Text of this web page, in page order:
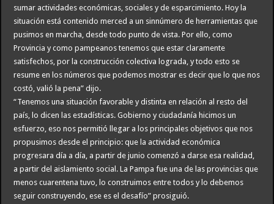
sumar actividades económicas, sociales y de esparcimiento. Hoy la
situación está contenido merced a un sinnúmero de herramientas que
pusimos en marcha, desde todo punto de vista. Por ello, como
Provincia y como pampeanos tenemos que estar claramente
satisfechos, por la construcción colectiva lograda, y todo esto se
resume en los números que podemos mostrar es decir que lo que nos
costó, valió la pena” dijo.
“Tenemos una situación favorable y distinta en relación al resto del
país, lo dicen las estadísticas. Gobierno y ciudadanía hicimos un
esfuerzo, eso nos permitió llegar a los principales objetivos que nos
propusimos desde el principio: que la actividad económica
progresara día a día, a partir de junio comenzó a darse esa realidad,
a partir del aislamiento social. La Pampa fue una de las provincias que
menos cuarentena tuvo, lo construimos entre todos y lo debemos
seguir construyendo, ese es el desafío” prosiguió.